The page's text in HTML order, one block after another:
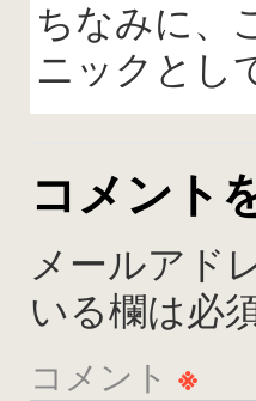
ちなみに、
ニックとし
コメント
メールアド
いる欄は必
コメント ※